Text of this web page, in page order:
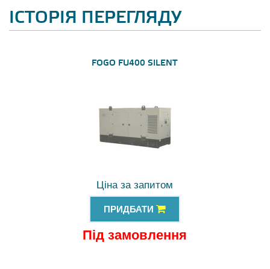
ІСТОРІЯ ПЕРЕГЛЯДУ
FOGO FU400 SILENT
Ціна за запитом
ПРИДБАТИ
Під замовлення